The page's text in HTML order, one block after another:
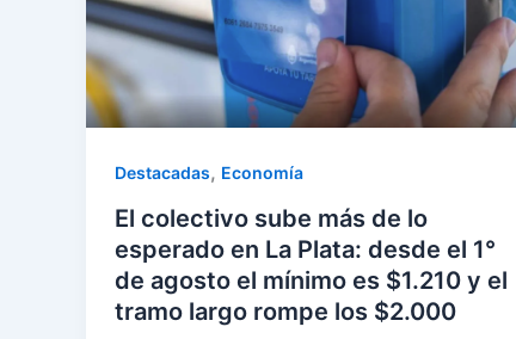
Destacadas, Economía
El colectivo sube más de lo
esperado en La Plata: desde el 1°
de agosto el mínimo es $1.210 y el
tramo largo rompe los $2.000